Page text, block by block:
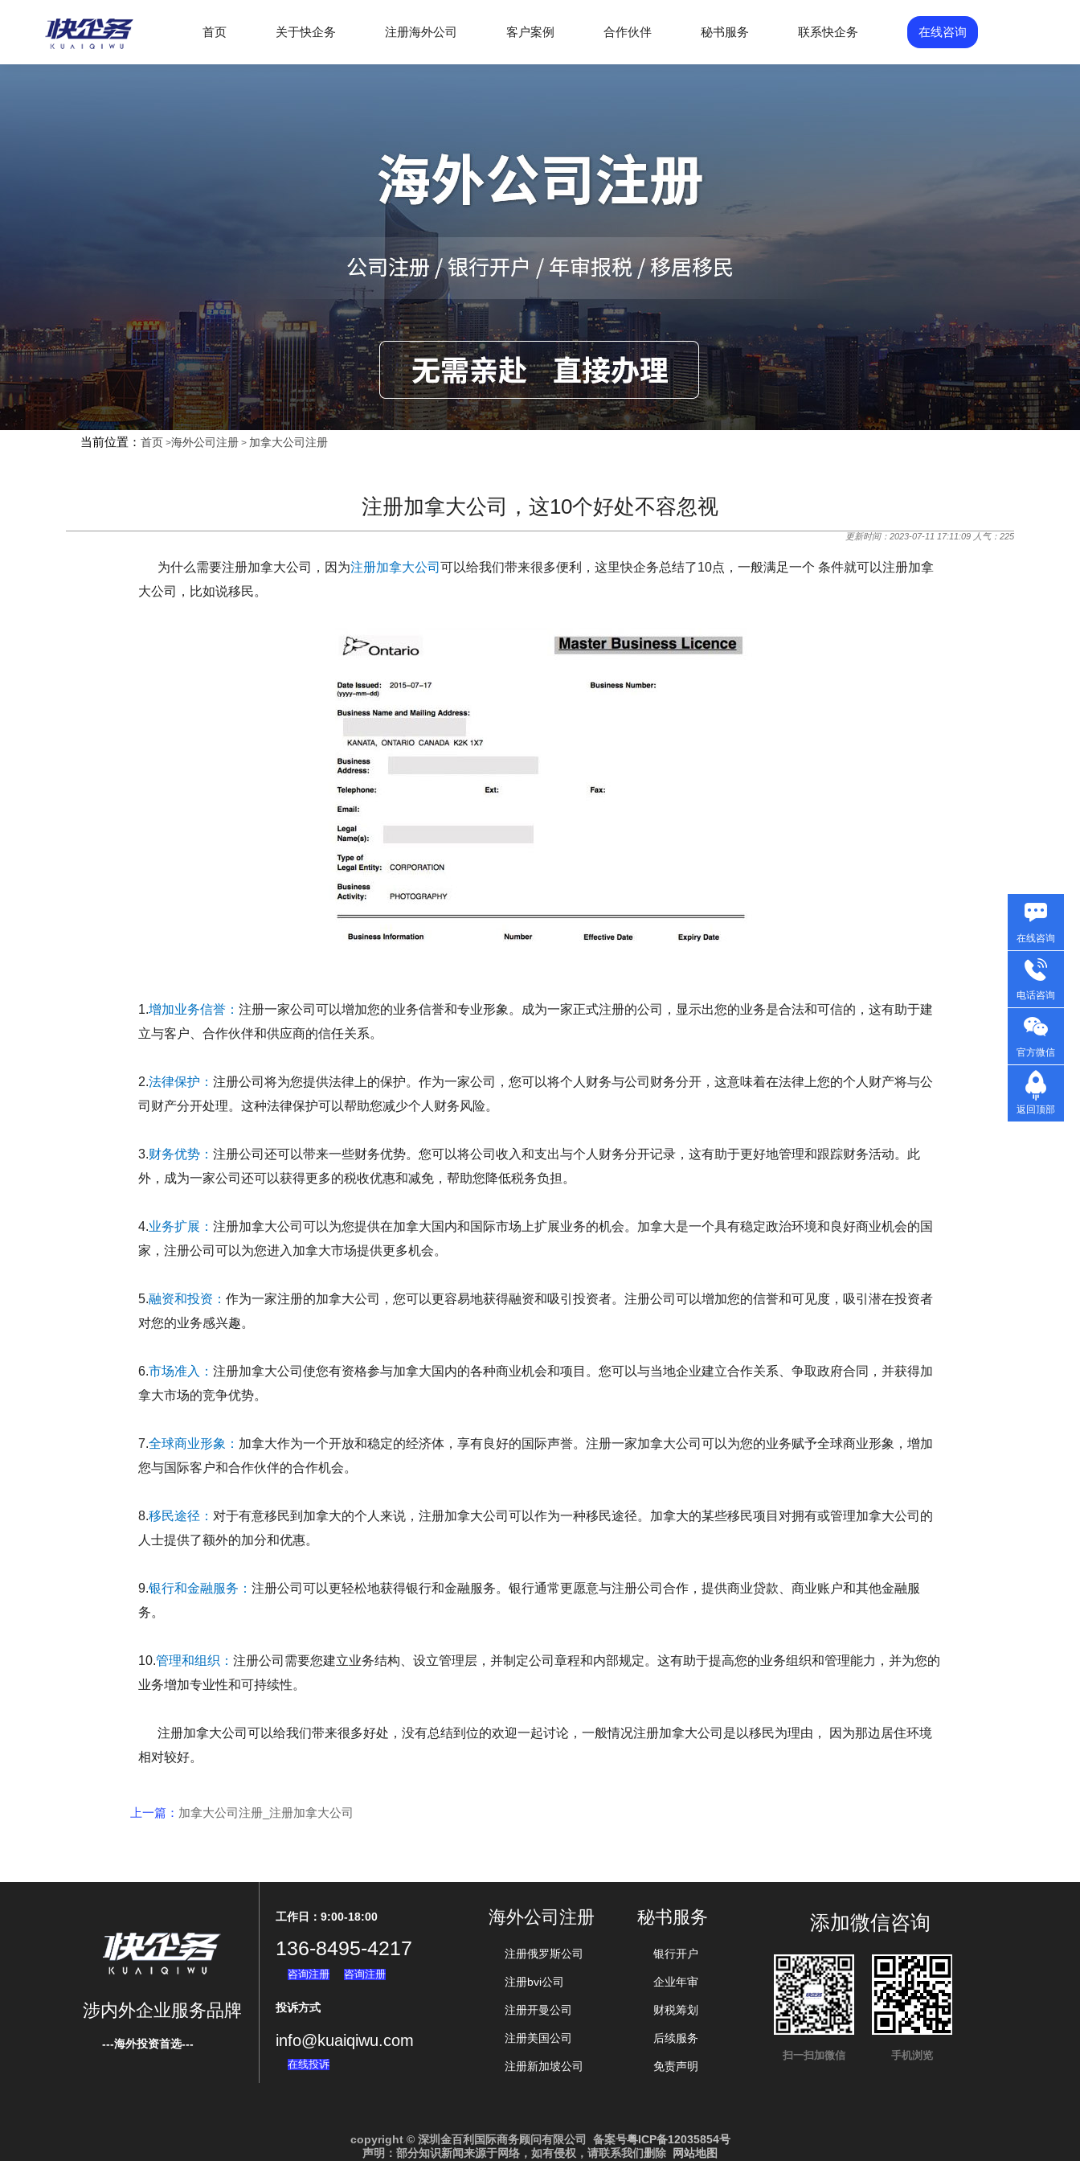
首页 关于快企务 注册海外公司 客户案例 合作伙伴 秘书服务 联系快企务 在线咨询
当前位置： 首页 >海外公司注册 > 加拿大公司注册
注册加拿大公司，这10个好处不容忽视
更新时间：2023-07-11 17:11:09 人气： 225
为什么需要注册加拿大公司，因为注册加拿大公司 可以给我们带来很多便利，这里快企务总结了10点，一般满足一个 条件就可以注册加拿
大公司，比如说移民。
1.增加业务信誉： 注册一家公司可以增加您的业务信誉和专业形象。成为一家正式注册的公司，显示出您的业务是合法和可信的，这有助于建
立与客户、合作伙伴和供应商的信任关系。
2.法律保护： 注册公司将为您提供法律上的保护。作为一家公司，您可以将个人财务与公司财务分开，这意味着在法律上您的个人财产将与公
司财产分开处理。这种法律保护可以帮助您减少个人财务风险。
3.财务优势： 注册公司还可以带来一些财务优势。您可以将公司收入和支出与个人财务分开记录，这有助于更好地管理和跟踪财务活动。此
外，成为一家公司还可以获得更多的税收优惠和减免，帮助您降低税务负担。
4.业务扩展： 注册加拿大公司可以为您提供在加拿大国内和国际市场上扩展业务的机会。加拿大是一个具有稳定政治环境和良好商业机会的国
家，注册公司可以为您进入加拿大市场提供更多机会。
5.融资和投资： 作为一家注册的加拿大公司，您可以更容易地获得融资和吸引投资者。注册公司可以增加您的信誉和可见度，吸引潜在投资者
对您的业务感兴趣。
6.市场准入： 注册加拿大公司使您有资格参与加拿大国内的各种商业机会和项目。您可以与当地企业建立合作关系、争取政府合同，并获得加
拿大市场的竞争优势。
7.全球商业形象： 加拿大作为一个开放和稳定的经济体，享有良好的国际声誉。注册一家加拿大公司可以为您的业务赋予全球商业形象，增加
您与国际客户和合作伙伴的合作机会。
8.移民途径： 对于有意移民到加拿大的个人来说，注册加拿大公司可以作为一种移民途径。加拿大的某些移民项目对拥有或管理加拿大公司的
人士提供了额外的加分和优惠。
9.银行和金融服务： 注册公司可以更轻松地获得银行和金融服务。银行通常更愿意与注册公司合作，提供商业贷款、商业账户和其他金融服
务。
10.管理和组织： 注册公司需要您建立业务结构、设立管理层，并制定公司章程和内部规定。这有助于提高您的业务组织和管理能力，并为您的
业务增加专业性和可持续性。
注册加拿大公司可以给我们带来很多好处，没有总结到位的欢迎一起讨论，一般情况注册加拿大公司是以移民为理由， 因为那边居住环境
相对较好。
上一篇： 加拿大公司注册_注册加拿大公司
涉内外企业服务品牌
---海外投资首选---
工作日：9:00-18:00
136-8495-4217
咨询注册 咨询注册
投诉方式
info@kuaiqiwu.com
在线投诉
海外公司注册
注册俄罗斯公司
注册bvi公司
注册开曼公司
注册美国公司
注册新加坡公司
秘书服务
银行开户
企业年审
财税筹划
后续服务
免责声明
添加微信咨询
扫一扫加微信 手机浏览
copyright © 深圳金百利国际商务顾问有限公司 备案号粤ICP备12035854号
声明：部分知识新闻来源于网络，如有侵权，请联系我们删除
网站地图
在线咨询
电话咨询
官方微信
返回顶部